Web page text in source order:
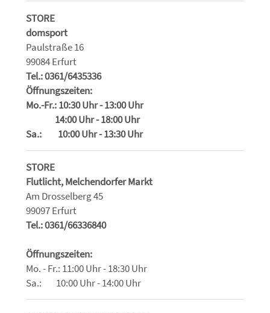
STORE
domsport
Paulstraße 16
99084 Erfurt
Tel.: 0361/6435336
Öffnungszeiten:
Mo.-Fr.: 10:30 Uhr - 13:00 Uhr
14:00 Uhr - 18:00 Uhr
Sa.: 10:00 Uhr - 13:30 Uhr
STORE
Flutlicht, Melchendorfer Markt
Am Drosselberg 45
99097 Erfurt
Tel.: 0361/66336840
Öffnungszeiten:
Mo. - Fr.: 11:00 Uhr - 18:30 Uhr
Sa.: 10:00 Uhr - 14:00 Uhr